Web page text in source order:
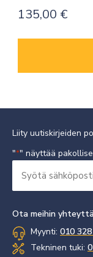
135,00 €
Liity uutiskirjeiden
"*" näyttää
sähköpostisi
Ota meihin yhteyttä
Myynti: 010
Tekninen tuki: